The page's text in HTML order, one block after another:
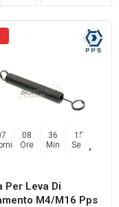
08
Ore
36
Min
14
Sec
Per Leva Di
M4/m16 Pps